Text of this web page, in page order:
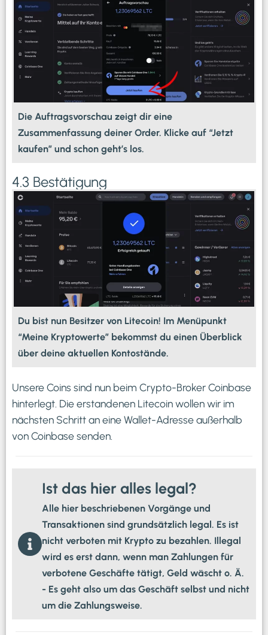
Die Auftragsvorschau zeigt dir eine
Zusammenfassung deiner Order. Klicke auf “Jetzt
kaufen” und schon geht’s los.
4.3 Bestätigung
Du bist nun Besitzer von Litecoin! Im Menüpunkt
“Meine Kryptowerte” bekommst du einen Überblick
über deine aktuellen Kontostände.
Unsere Coins sind nun beim Crypto-Broker Coinbase
hinterlegt. Die erstandenen Litecoin wollen wir im
nächsten Schritt an eine Wallet-Adresse außerhalb
von Coinbase senden.
Ist das hier alles legal?
Alle hier beschriebenen Vorgänge und
Transaktionen sind grundsätzlich legal. Es ist
nicht verboten mit Krypto zu bezahlen. Illegal
wird es erst dann, wenn man Zahlungen für
verbotene Geschäfte tätigt, Geld wäscht o. Ä.
- Es geht also um das Geschäft selbst und nicht
um die Zahlungsweise.